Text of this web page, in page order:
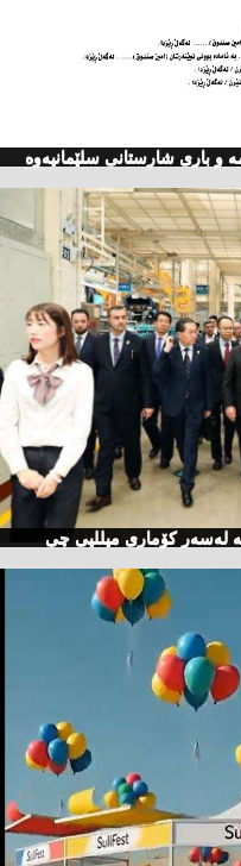
و باری شارستانی سلێمانیه‌وه‌
لەسەر كۆماری میللیی چی